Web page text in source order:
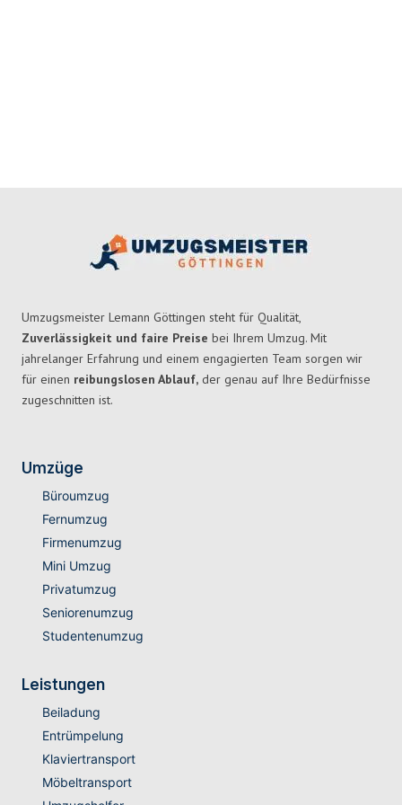
Umzugsmeister Lemann Göttingen steht für Qualität,
Zuverlässigkeit und faire Preise bei Ihrem Umzug. Mit
jahrelanger Erfahrung und einem engagierten Team sorgen wir
für einen reibungslosen Ablauf, der genau auf Ihre Bedürfnisse
zugeschnitten ist.
Umzüge
Büroumzug
Fernumzug
Firmenumzug
Mini Umzug
Privatumzug
Seniorenumzug
Studentenumzug
Leistungen
Beiladung
Entrümpelung
Klaviertransport
Möbeltransport